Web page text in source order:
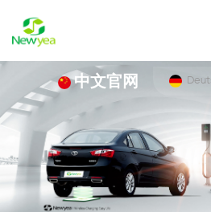
中文官网